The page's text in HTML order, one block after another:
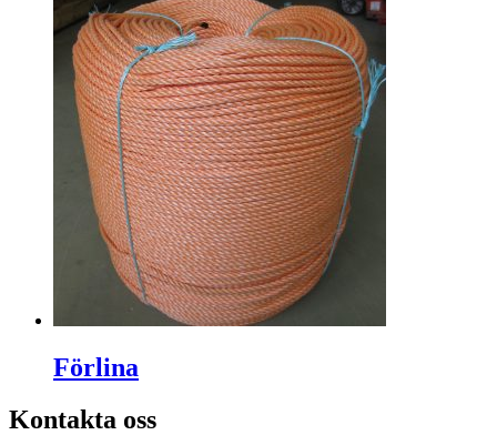
Förlina
Kontakta oss